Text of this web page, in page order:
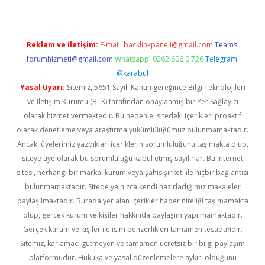
Reklam ve İletişim: E-mail: backlinkpaneli@gmail.com Teams:
forumhizmeti@gmail.com Whatsapp: 0262 606 0 726 Telegram:
@karabul
Yasal Uyarı: Sitemiz, 5651 Sayılı Kanun gereğince Bilgi Teknolojileri
ve İletişim Kurumu (BTK) tarafından onaylanmış bir Yer Sağlayıcı
olarak hizmet vermektedir. Bu nedenle, sitedeki içerikleri proaktif
olarak denetleme veya araştırma yükümlülüğümüz bulunmamaktadır.
Ancak, üyelerimiz yazdıkları içeriklerin sorumluluğunu taşımakta olup,
siteye üye olarak bu sorumluluğu kabul etmiş sayılırlar. Bu internet
sitesi, herhangi bir marka, kurum veya şahıs şirketi ile hiçbir bağlantısı
bulunmamaktadır. Sitede yalnızca kendi hazırladığımız makaleler
paylaşılmaktadır. Burada yer alan içerikler haber niteliği taşımamakta
olup, gerçek kurum ve kişiler hakkında paylaşım yapılmamaktadır.
Gerçek kurum ve kişiler ile isim benzerlikleri tamamen tesadüfidir.
Sitemiz, kar amacı gütmeyen ve tamamen ücretsiz bir bilgi paylaşım
platformudur. Hukuka ve yasal düzenlemelere aykırı olduğunu